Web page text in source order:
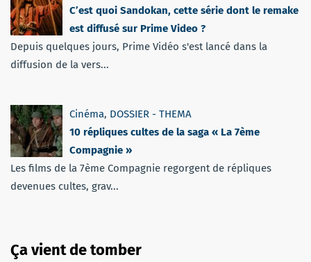
C’est quoi Sandokan, cette série dont le remake
est diffusé sur Prime Video ?
Depuis quelques jours, Prime Vidéo s'est lancé dans la
diffusion de la vers...
Cinéma, DOSSIER - THEMA
10 répliques cultes de la saga « La 7ème
Compagnie »
Les films de la 7ème Compagnie regorgent de répliques
devenues cultes, grav...
Ça vient de tomber